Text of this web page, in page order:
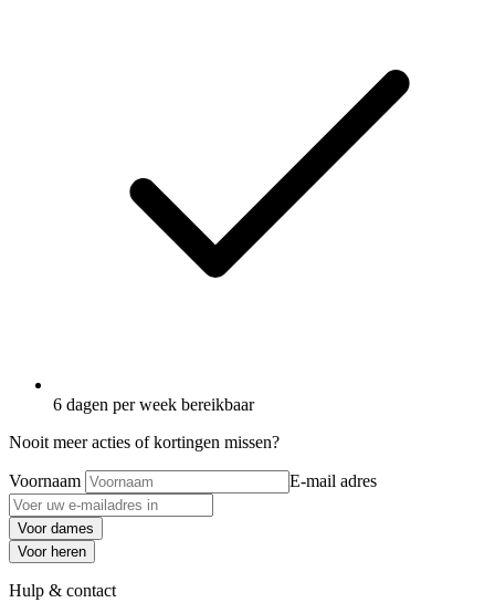
6 dagen per week bereikbaar
Nooit meer acties of kortingen missen?
Voornaam E-mail adres
Voor dames
Voor heren
Hulp & contact